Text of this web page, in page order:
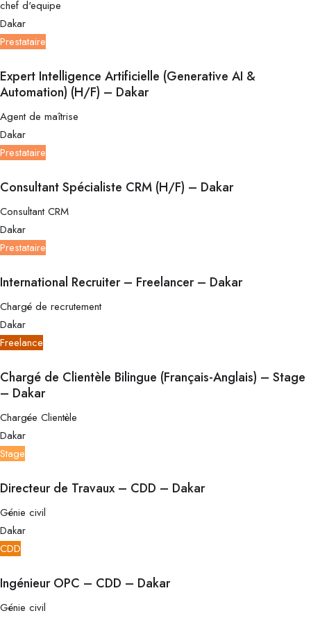
chef d'equipe
Dakar
Prestataire
Expert Intelligence Artificielle (Generative AI &
Automation) (H/F) – Dakar
Agent de maîtrise
Dakar
Prestataire
Consultant Spécialiste CRM (H/F) – Dakar
Consultant CRM
Dakar
Prestataire
International Recruiter – Freelancer – Dakar
Chargé de recrutement
Dakar
Freelance
Chargé de Clientèle Bilingue (Français-Anglais) – Stage
– Dakar
Chargée Clientèle
Dakar
Stage
Directeur de Travaux – CDD – Dakar
Génie civil
Dakar
CDD
Ingénieur OPC – CDD – Dakar
Génie civil